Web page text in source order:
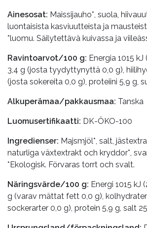
Ainesosat: Maissijauho*, suola,
luontaisista kasviuutteista ja
*luomu. Säilytettävä kuivassa ja
Ravintoarvot/100 g: Energia 1015
3,4 g (josta tyydyttynyttä 0,0 g),
(josta sokereita 0,0 g), proteiini 5,9 g,
Alkuperämaa/pakkausmaa: Tanska
Luomusertifikaatti: DK-ÖKO-100
Ingredienser: Majsmjöl*, salt,
naturliga växtextrakt och kryddor*,
*Ekologisk. Förvaras torrt och svalt.
Näringsvärde/100 g: Energi 1015 kJ
g (varav mättat fett 0,0 g),
sockerarter 0,0 g), protein 5,9 g, salt